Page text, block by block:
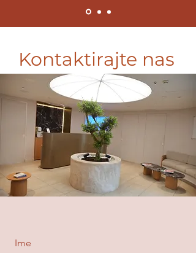
Kontaktirajte nas
Ime